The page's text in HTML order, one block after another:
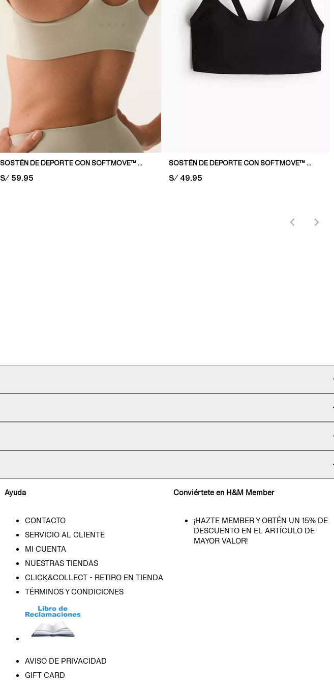
SOSTÉN DE DEPORTE CON SOFTMOVE™ MEDIUM SUPPORT
PRICE:
S/ 59.95
SOSTÉN DE DEPORTE CON SOFTMOVE™ MEDIUM SUPPORT
PRICE:
S/ 49.95
Ayuda
CONTACTO
SERVICIO AL CLIENTE
MI CUENTA
NUESTRAS TIENDAS
CLICK&COLLECT - RETIRO EN TIENDA
TÉRMINOS Y CONDICIONES
AVISO DE PRIVACIDAD
GIFT CARD
Conviértete en H&M Member
¡HAZTE MEMBER Y OBTÉN UN 15% DE
DESCUENTO EN EL ARTÍCULO DE
MAYOR VALOR!